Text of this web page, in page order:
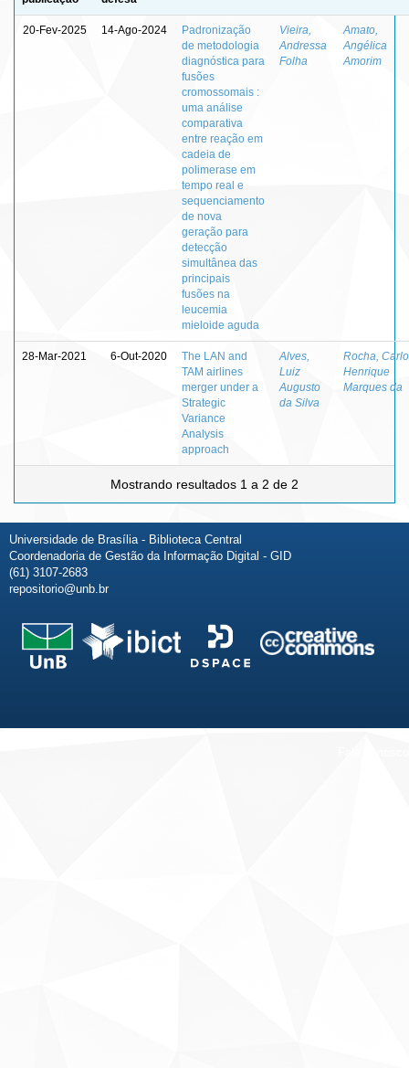
20-Fev-2025 14-Ago-2024
Padronização
de metodologia
diagnóstica para
fusões
cromossomais :
uma análise
comparativa
entre reação em
cadeia de
polimerase em
tempo real e
sequenciamento
de nova
geração para
detecção
simultânea das
principais
fusões na
leucemia
mieloide aguda
Vieira,
Andressa
Folha
Amato,
Angélica
Amorim
28-Mar-2021 6-Out-2020
The LAN and
TAM airlines
merger under a
Strategic
Variance
Analysis
approach
Alves,
Luiz
Augusto
da Silva
Rocha,
Henrique
Marques da
Mostrando resultados 1 a 2 de 2
Universidade de Brasília - Biblioteca Central
Coordenadoria de Gestão da Informação Digital - GID
(61) 3107-2683
repositorio@unb.br